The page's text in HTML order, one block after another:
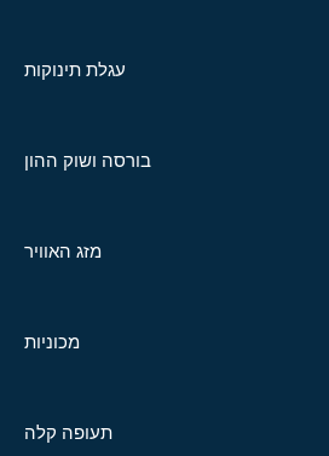
עגלת תינוקות
בורסה ושוק ההון
מזג האוויר
מכוניות
תעופה קלה